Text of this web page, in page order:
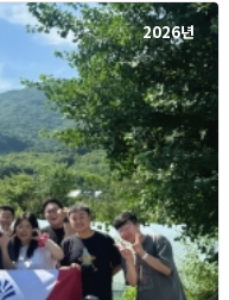
2026년